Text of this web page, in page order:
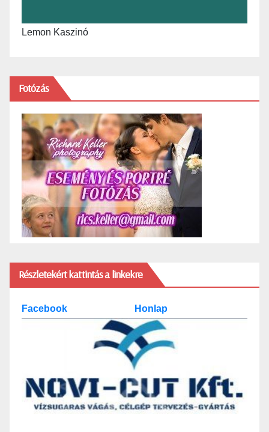
Lemon Kaszinó
Fotózás
Részletekért kattintás a linkekre
Facebook Honlap